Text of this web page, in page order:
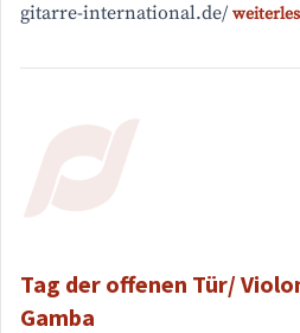
gitarre-international.de/
Tag der offenen Tür/
Gamba